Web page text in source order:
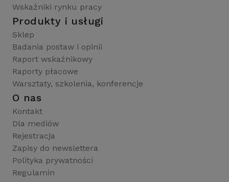
Wskaźniki rynku pracy
Produkty i usługi
Sklep
Badania postaw i opinii
Raport wskaźnikowy
Raporty płacowe
Warsztaty, szkolenia, konferencje
O nas
Kontakt
Dla mediów
Rejestracja
Zapisy do newslettera
Polityka prywatności
Regulamin